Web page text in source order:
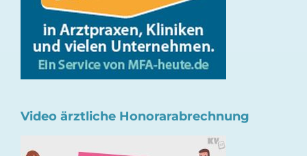
Video ärztliche Honorarabrechnung